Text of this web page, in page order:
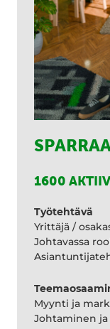
1600
Työtehtävä
Yrittäjä /
Johtavassa
Myynti ja
Johtaminen ja